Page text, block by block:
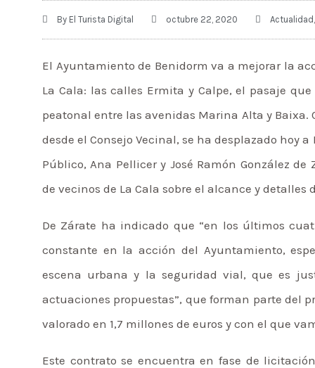
By El Turista Digital octubre 22, 2020 Actualidad
El Ayuntamiento de Benidorm va a mejorar la
La Cala: las calles Ermita y Calpe, el pasaje
peatonal entre las avenidas Marina Alta y Baixa.
desde el Consejo Vecinal, se ha desplazado hoy
Público, Ana Pellicer y José Ramón González
de vecinos de La Cala sobre el alcance y detalles
De Zárate ha indicado que “en los últimos
constante en la acción del Ayuntamiento,
escena urbana y la seguridad vial, que es
actuaciones propuestas”, que forman parte del
valorado en 1,7 millones de euros y con el que
Este contrato se encuentra en fase de